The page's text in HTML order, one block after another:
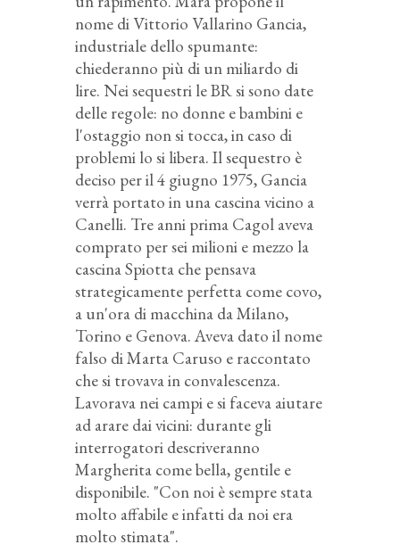
nome di Vittorio Vallarino Gancia,
industriale dello spumante:
chiederanno più di un miliardo di
lire. Nei sequestri le BR si sono date
delle regole: no donne e bambini e
l'ostaggio non si tocca, in caso di
problemi lo si libera. Il sequestro è
deciso per il 4 giugno 1975, Gancia
verrà portato in una cascina vicino a
Canelli. Tre anni prima Cagol aveva
comprato per sei milioni e mezzo la
cascina Spiotta che pensava
strategicamente perfetta come covo,
a un'ora di macchina da Milano,
Torino e Genova. Aveva dato il nome
falso di Marta Caruso e raccontato
che si trovava in convalescenza.
Lavorava nei campi e si faceva aiutare
ad arare dai vicini: durante gli
interrogatori descriveranno
Margherita come bella, gentile e
disponibile. "Con noi è sempre stata
molto affabile e infatti da noi era
molto stimata".